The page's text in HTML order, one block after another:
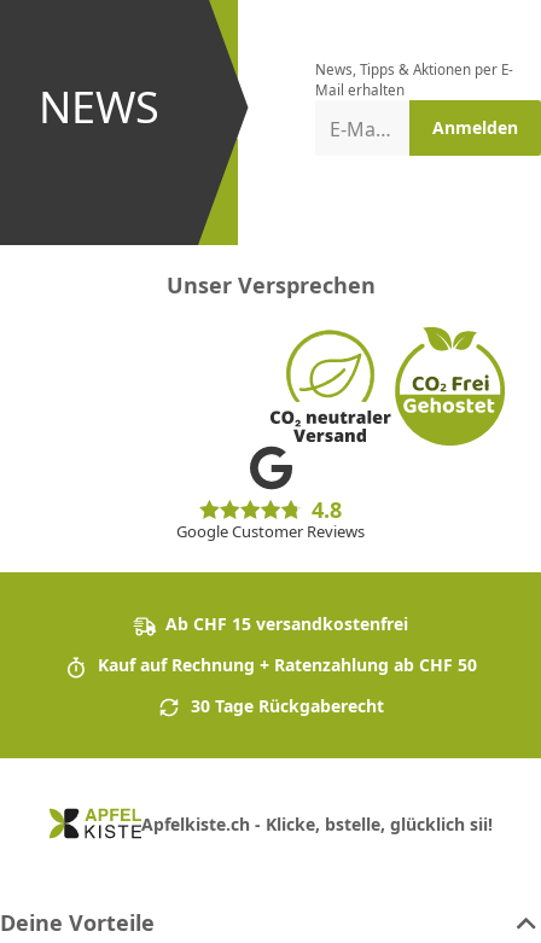
NEWS
und bei
Aktionen
News, Tipps & Aktionen per E-
Mail erhalten
E-Mail-Adresse Anmelden
Unser Versprechen
4.8
Google Customer Reviews
Ab CHF 15 versandkostenfrei
Kauf auf Rechnung + Ratenzahlung ab CHF 50
30 Tage Rückgaberecht
Apfelkiste.ch - Klicke, bstelle, glücklich sii!
Deine Vorteile